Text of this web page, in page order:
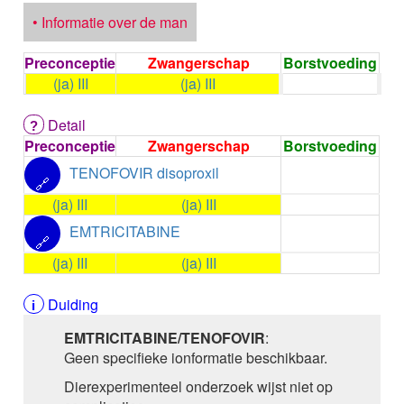
ALPELISIB
ALPRAZOLAM
ALPROSTADIL
ALPROSTADIL IV
ALTEPLASE
ALUMINIUM HYDROXIDE
ALUMINIUM OXIDE
ALUMINIUM OXIDE / MAGNESIUM HYDROXYDE
ALVERINE citraat
ALVERINE/SIMETICON
AMBRISENTAN
AMBROXOL HCl oraal
AMBROXOL HCl buccaal
AMIKACINE inhalatie
AMILORIDE
AMINOLEVULINEZUUR
5-Aminolevulinezuur
• Informatie over de man
Preconceptie
Zwangerschap
Borstvoeding
(ja) III
(ja) III
Detail
Preconceptie
Zwangerschap
Borstvoeding
🔗
TENOFOVIR disoproxil
(ja) III
(ja) III
🔗
EMTRICITABINE
(ja) III
(ja) III
Duiding
EMTRICITABINE/TENOFOVIR:
Geen specifieke ionformatie beschikbaar.
Dierexperimenteel onderzoek wijst niet op